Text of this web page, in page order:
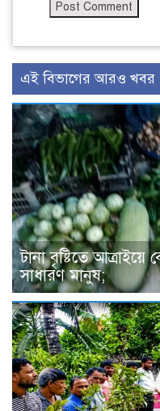
এই বিভাগের আরও খবর
টানা বৃষ্টিতে আত্রাইয়ে
সাধারণ মানুষ;